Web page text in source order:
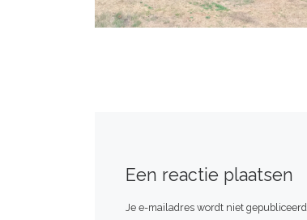
Een reactie plaatsen
Je e-mailadres wordt niet gepubliceerd.